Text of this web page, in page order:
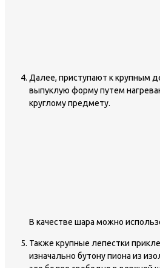
Далее, приступают к крупным
выпуклую форму путем
круглому предмету.
В качестве шара можно
Также крупные лепестки
изначально бутону пиона из